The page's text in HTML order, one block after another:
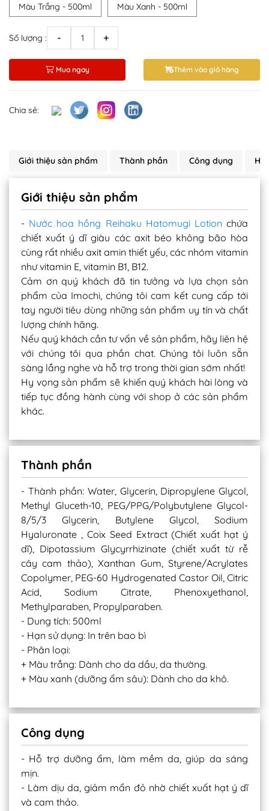
Màu Trắng - 500ml
Màu Xanh - 500ml
Số lượng : - +
Mua ngay Thêm vào giỏ hàng
Chia sẻ:
Giới thiệu sản phẩm Thành phần Công dụng
Giới thiệu sản phẩm
- Nước hoa hồng Reihaku Hatomugi Lotion chứa
chiết xuất ý dĩ giàu các axit béo không bão hòa
cùng rất nhiều axit amin thiết yếu, các nhóm vitamin
như vitamin E, vitamin B1, B12.
Cảm ơn quý khách đã tin tưởng và lựa chọn sản
phẩm của Imochi, chúng tôi cam kết cung cấp tới
tay người tiêu dùng những sản phẩm uy tín và chất
lượng chính hãng.
Nếu quý khách cần tư vấn về sản phẩm, hãy liên hệ
với chúng tôi qua phần chat. Chúng tôi luôn sẵn
sàng lắng nghe và hỗ trợ trong thời gian sớm nhất!
Hy vọng sản phẩm sẽ khiến quý khách hài lòng và
tiếp tục đồng hành cùng với shop ở các sản phẩm
khác.
Thành phần
- Thành phần: Water, Glycerin, Dipropylene Glycol,
Methyl Gluceth-10, PEG/PPG/Polybutylene Glycol-
8/5/3 Glycerin, Butylene Glycol, Sodium
Hyaluronate , Coix Seed Extract (Chiết xuất hạt ý
dĩ), Dipotassium Glycyrrhizinate (chiết xuất từ rễ
cây cam thảo), Xanthan Gum, Styrene/Acrylates
Copolymer, PEG-60 Hydrogenated Castor Oil, Citric
Acid, Sodium Citrate, Phenoxyethanol,
Methylparaben, Propylparaben.
- Dung tích: 500ml
- Hạn sử dụng: In trên bao bì
- Phân loại:
+ Màu trắng: Dành cho da dầu, da thường.
+ Màu xanh (dưỡng ẩm sâu): Dành cho da khô.
Công dụng
- Hỗ trợ dưỡng ẩm, làm mềm da, giúp da sáng
mịn.
- Làm dịu da, giảm mẩn đỏ nhờ chiết xuất hạt ý dĩ
và cam thảo.